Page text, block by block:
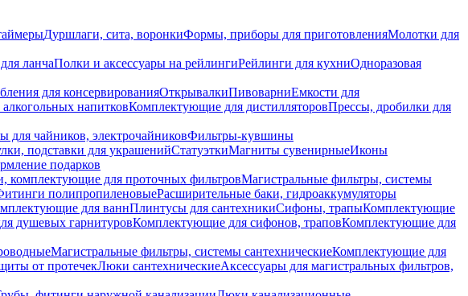
Дуршлаги, сита, воронкиФормы, приборы для приготовленияМолотки для
ланчаПолки и аксессуары на рейлингиРейлинги для кухниОдноразовая
для консервированияОткрывалкиПивоварниЕмкости для
напитковКомплектующие для дистилляторовПрессы, дробилки для
для чайников, электрочайниковФильтры-кувшины
подставки для украшенийСтатуэткиМагниты сувенирныеИконы
подарков
комплектующие для проточных фильтровМагистральные фильтры, системы
полипропиленовыеРасширительные баки, гидроаккумуляторы
для ваннПлинтусы для сантехникиСифоны, трапыКомплектующие
душевых гарнитуровКомплектующие для сифонов, траповКомплектующие для
Магистральные фильтры, системы сантехническиеКомплектующие для
от протечекЛюки сантехническиеАксессуары для магистральных фильтров,